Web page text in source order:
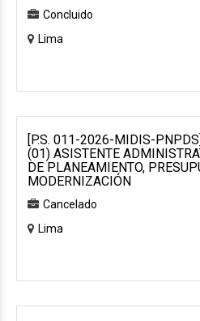
Concluido
Lima
[P.S. 011-2026-MIDIS-
(01) ASISTENTE
DE PLANEAMIENTO,
MODERNIZACIÓN
Cancelado
Lima